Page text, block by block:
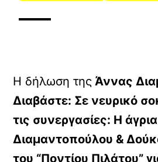
Η δήλωση της Άννας
Διαβάστε: Σε νευρικό
τις συνεργασίες: Η
Διαμαντοπούλου &
του “Ποντίου Πιλάτου”